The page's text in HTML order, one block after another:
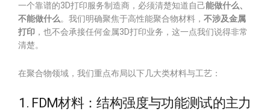
一个靠谱的3D打印服务制造商，必须清楚知道自己能做什么、
不能做什么。我们明确聚焦于高性能聚合物材料， 不涉及金属
打印 ，也不会承接任何金属3D打印业务，这一点我们说得非常
清楚。
在聚合物领域，我们重点布局以下几大类材料与工艺：
1. FDM材料：结构强度与功能测试的主力